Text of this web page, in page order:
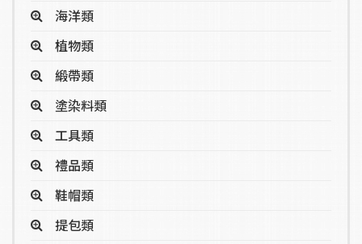
海洋類
植物類
緞帶類
塗染料類
工具類
禮品類
鞋帽類
提包類